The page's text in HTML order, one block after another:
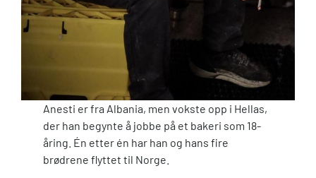
Anesti er fra Albania, men vokste opp i Hellas,
der han begynte å jobbe på et bakeri som 18-
åring. Én etter én har han og hans fire
brødrene flyttet til Norge.